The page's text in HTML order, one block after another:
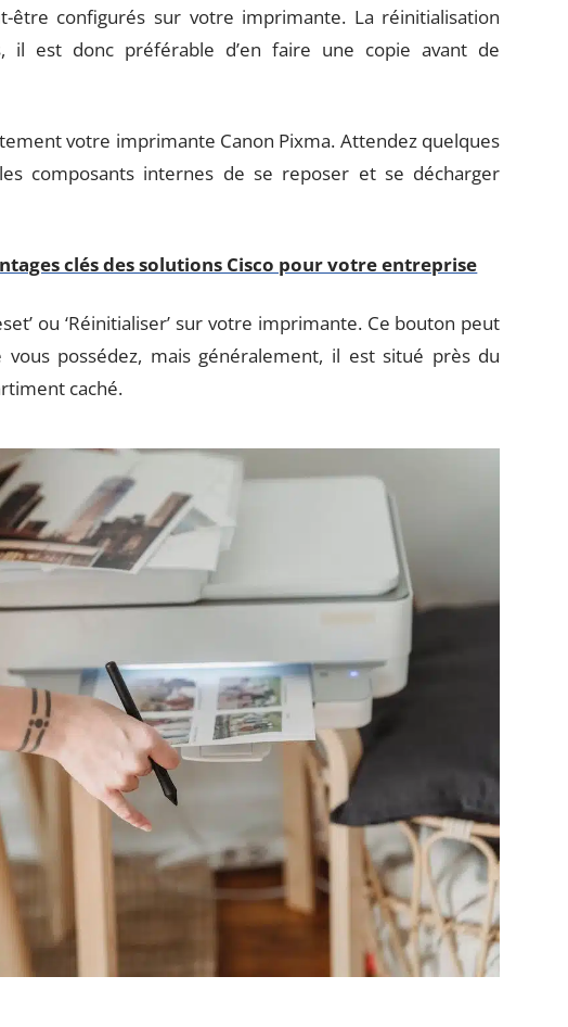
être configurés sur votre imprimante. La réinitialisation
il est donc préférable d’en faire une copie avant de
votre imprimante Canon Pixma. Attendez quelques
composants internes de se reposer et se décharger
clés des solutions Cisco pour votre entreprise
ou ‘Réinitialiser’ sur votre imprimante. Ce bouton peut
possédez, mais généralement, il est situé près du
caché.